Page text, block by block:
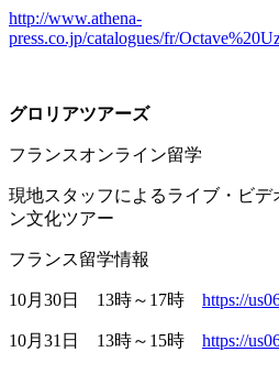
http://www.athena-
press.co.jp/catalogues/fr/
グロリアツアーズ
フランスオンライン留学
現地スタッフによるライブ・ビデ
ン文化ツアー
フランス留学情報
10月 30日 13時～ 17時 https://
10月 31 日 13時～ 15時 https://